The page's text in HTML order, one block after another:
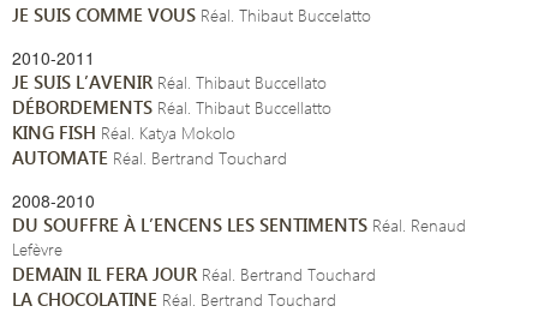
JE SUIS COMME VOUS Réal. Thibaut Buccelatto
2010-2011
JE SUIS L’AVENIR Réal. Thibaut Buccellato
DÉBORDEMENTS Réal. Thibaut Buccellatto
KING FISH Réal. Katya Mokolo
AUTOMATE Réal. Bertrand Touchard
2008-2010
DU SOUFFRE À L’ENCENS LES SENTIMENTS Réal. Renaud
Lefèvre
DEMAIN IL FERA JOUR Réal. Bertrand Touchard
LA CHOCOLATINE Réal. Bertrand Touchard